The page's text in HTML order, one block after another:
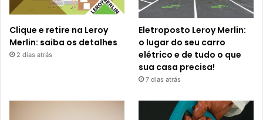
Clique e retire na Leroy
Merlin: saiba os detalhes
2 dias atrás
Eletroposto Leroy Merlin:
o lugar do seu carro
elétrico e de tudo o que
sua casa precisa!
7 dias atrás